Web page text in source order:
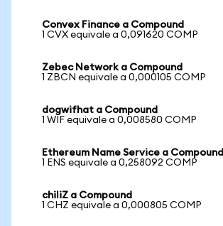
Convex Finance a Compound
1 CVX equivale a 0,091620 COMP
Zebec Network a Compound
1 ZBCN equivale a 0,000105 COMP
dogwifhat a Compound
1 WIF equivale a 0,008580 COMP
Ethereum Name Service a Compound
1 ENS equivale a 0,258092 COMP
chiliZ a Compound
1 CHZ equivale a 0,000805 COMP